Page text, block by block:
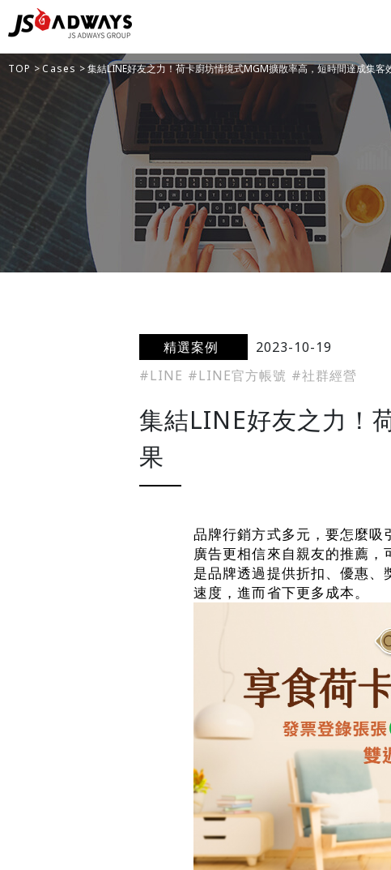
TOP >Cases > 集結LINE好友之力！荷卡廚坊情境式MGM擴散率高，短時間達成集客
精選案例
2023-10-19
#LINE #LINE官方帳號 #社群經營
集結LINE好友之力！
果
品牌行銷方式多元，要怎麼
廣告更相信來自親友的推薦
是品牌透過提供折扣、優惠
速度，進而省下更多成本。